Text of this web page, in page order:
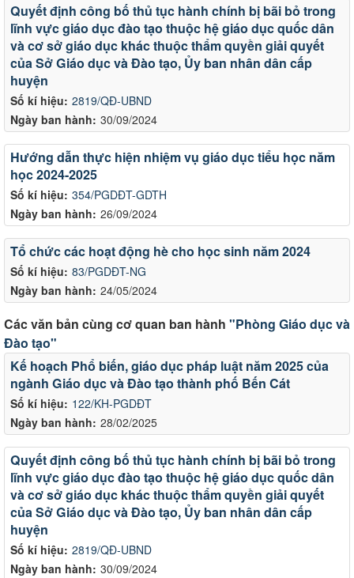
Số kí hiệu: 2819/QĐ-UBND
Ngày ban hành: 30/09/2024
Quyết định công bố thủ tục hành chính bị bãi bỏ trong
lĩnh vực giáo dục đào tạo thuộc hệ giáo dục quốc dân
và cơ sở giáo dục khác thuộc thẩm quyền giải quyết
của Sở Giáo dục và Đào tạo, Ủy ban nhân dân cấp
huyện
Số kí hiệu: 354/PGDĐT-GDTH
Ngày ban hành: 26/09/2024
Hướng dẫn thực hiện nhiệm vụ giáo dục tiểu học năm
học 2024-2025
Số kí hiệu: 83/PGDĐT-NG
Ngày ban hành: 24/05/2024
Tổ chức các hoạt động hè cho học sinh năm 2024
Các văn bản cùng cơ quan ban hành "Phòng Giáo dục và
Đào tạo"
Số kí hiệu: 122/KH-PGDĐT
Ngày ban hành: 28/02/2025
Kế hoạch Phổ biến, giáo dục pháp luật năm 2025 của
ngành Giáo dục và Đào tạo thành phố Bến Cát
Số kí hiệu: 2819/QĐ-UBND
Ngày ban hành: 30/09/2024
Quyết định công bố thủ tục hành chính bị bãi bỏ trong
lĩnh vực giáo dục đào tạo thuộc hệ giáo dục quốc dân
và cơ sở giáo dục khác thuộc thẩm quyền giải quyết
của Sở Giáo dục và Đào tạo, Ủy ban nhân dân cấp
huyện